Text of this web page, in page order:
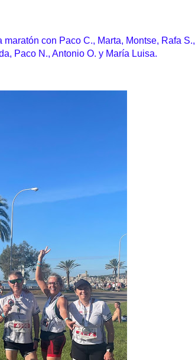
con Paco C., Marta, Montse, Rafa S.,
Paco N., Antonio O. y María Luisa.